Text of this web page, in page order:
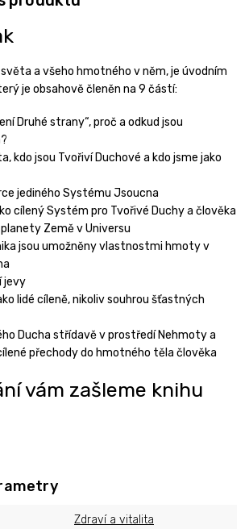
a všeho hmotného v něm, je úvodním
je obsahově členěn na 9 částí:
Druhé strany“, proč a odkud jsou
kdo jsou Tvořiví Duchové a kdo jsme jako
jediného Systému Jsoucna
cílený Systém pro Tvořivé Duchy a člověka
Země v Universu
jsou umožněny vlastnostmi hmoty v
jevy
lidé cíleně, nikoliv souhrou šťastných
Ducha střídavě v prostředí Nehmoty a
přechody do hmotného těla člověka
vám zašleme knihu
Zdraví a vitalita